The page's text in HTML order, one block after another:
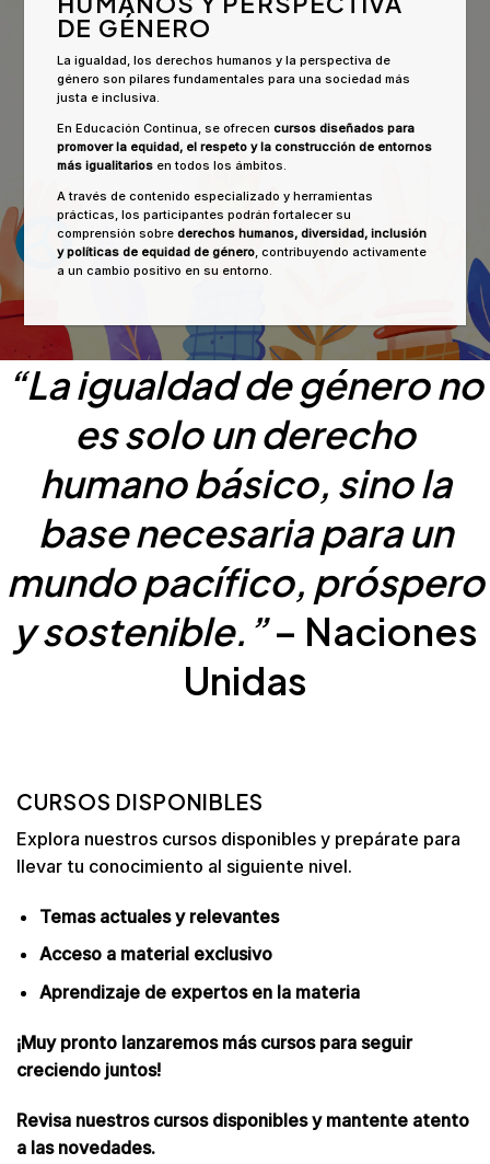
DE GÉNERO
La igualdad, los derechos humanos y la perspectiva de
género son pilares fundamentales para una sociedad más
justa e inclusiva.
En Educación Continua, se ofrecencursos diseñados para
promover la equidad, el respeto y la construcción de entornos
más igualitarios en todos los ámbitos.
A través de contenido especializado y herramientas
prácticas, los participantes podrán fortalecer su
comprensión sobrederechos humanos, diversidad, inclusión
y políticas de equidad de género, contribuyendo activamente
a un cambio positivo en su entorno.
“La igualdad de género no
es solo un derecho
humano básico, sino la
base necesaria para un
mundo pacífico, próspero
y sostenible.”– Naciones
Unidas
CURSOS DISPONIBLES
Explora nuestros cursos disponibles y prepárate para
llevar tu conocimiento al siguiente nivel.
Temas actuales y relevantes
Acceso a material exclusivo
Aprendizaje de expertos en la materia
¡Muy pronto lanzaremos más cursos para seguir
creciendo juntos!
Revisa nuestros cursos disponibles y mantente atento
a las novedades.